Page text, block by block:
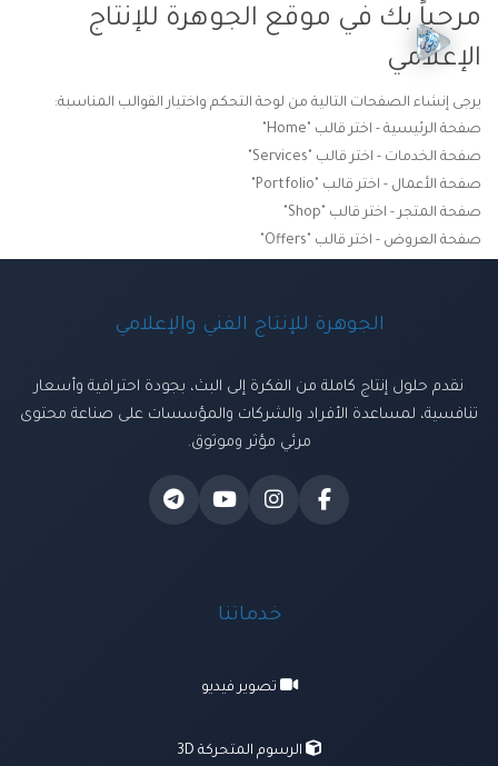
مرحباً بك في موقع الجوهرة للإنتاج
الإعلامي
يرجى إنشاء الصفحات التالية من لوحة التحكم واختيار القوالب المناسبة:
صفحة الرئيسية - اختر قالب "Home"
صفحة الخدمات - اختر قالب "Services"
صفحة الأعمال - اختر قالب "Portfolio"
صفحة المتجر - اختر قالب "Shop"
صفحة العروض - اختر قالب "Offers"
الجوهرة للإنتاج الفني والإعلامي
نقدم حلول إنتاج كاملة من الفكرة إلى البث، بجودة احترافية وأسعار
تنافسية، لمساعدة الأفراد والشركات والمؤسسات على صناعة محتوى
مرئي مؤثر وموثوق.
خدماتنا
تصوير فيديو
الرسوم المتحركة 3D